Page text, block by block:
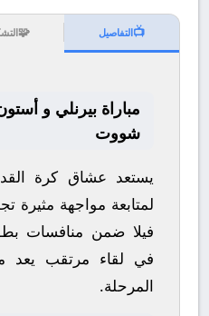
📺التفاصيل 🧩
مباراة بيرنلي و
شووت
يستعد عشاق كرة
لمتابعة مواجهة مثيرة
فيلاضمن منافسات
في لقاء مرتقب يعد
المرحلة.